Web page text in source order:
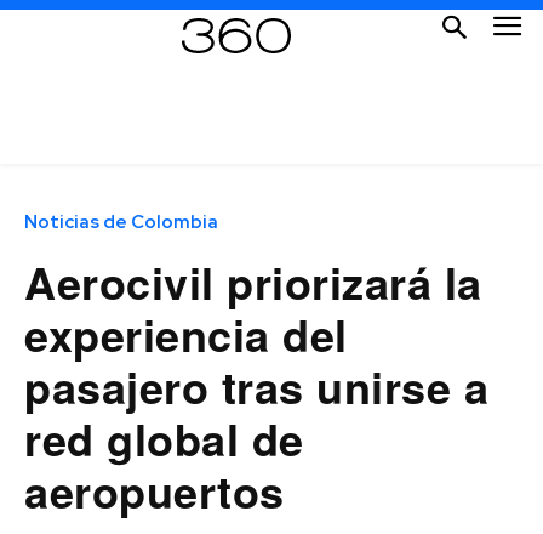
Noticias de Colombia
Aerocivil priorizará la
experiencia del
pasajero tras unirse a
red global de
aeropuertos